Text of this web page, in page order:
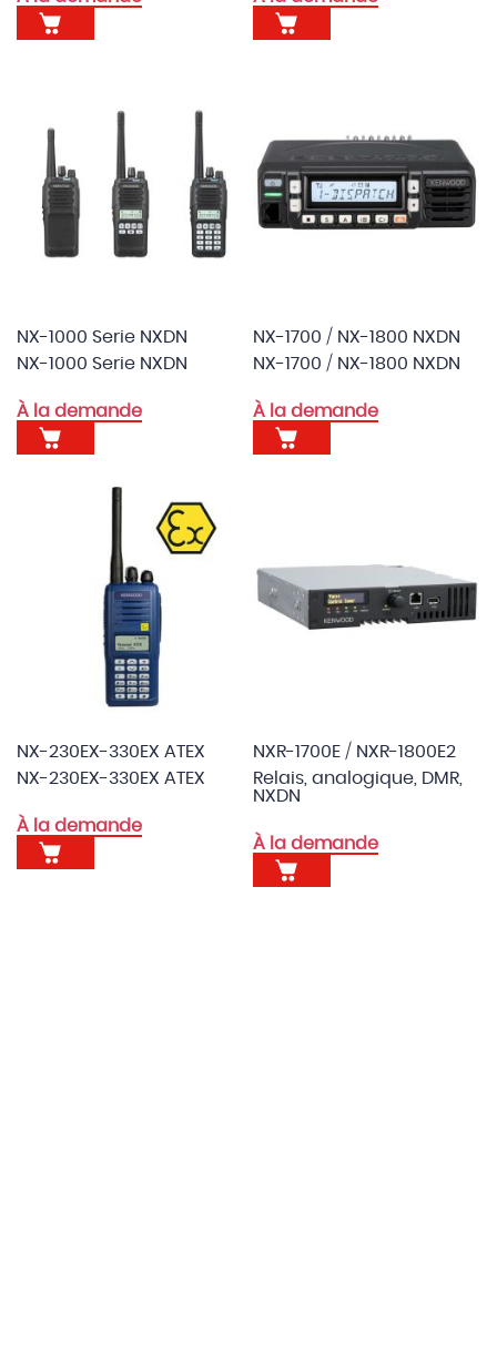
NX-1000 Serie NXDN
NX-1000 Serie NXDN
À la demande
NX-1700 / NX-1800 NXDN
NX-1700 / NX-1800 NXDN
À la demande
NX-230EX-330EX ATEX
NX-230EX-330EX ATEX
À la demande
NXR-1700E / NXR-1800E2
Relais, analogique, DMR,
NXDN
À la demande